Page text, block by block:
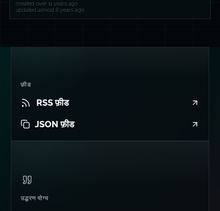
created over 11 years ago
updated almost 8 years ago
फ़ीड
RSS फ़ीड
JSON फ़ीड
उद्धरण योग्य